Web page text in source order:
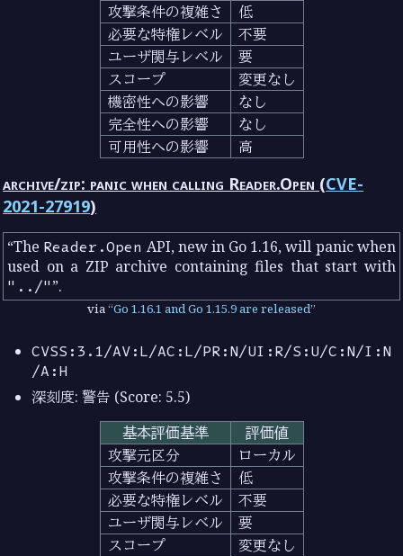
攻撃条件の複雑さ
低
必要な特権レベル
不要
ユーザ関与レベル
要
スコープ
変更なし
機密性への影響
なし
完全性への影響
なし
可用性への影響
高
archive/zip: panic when calling Reader.Open (CVE-
2021-27919)
The Reader.Open API, new in Go 1.16, will panic when
used on a ZIP archive containing files that start with
"../" .
via Go 1.16.1 and Go 1.15.9 are released
CVSS:3.1/AV:L/AC:L/PR:N/UI:R/S:U/C:N/I:N
/A:H
深刻度: 警告 (Score: 5.5)
基本評価基準
評価値
攻撃元区分
ローカル
攻撃条件の複雑さ
低
必要な特権レベル
不要
ユーザ関与レベル
要
スコープ
変更なし